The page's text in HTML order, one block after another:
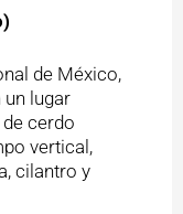
de México,
lugar
cerdo
vertical,
cilantro y